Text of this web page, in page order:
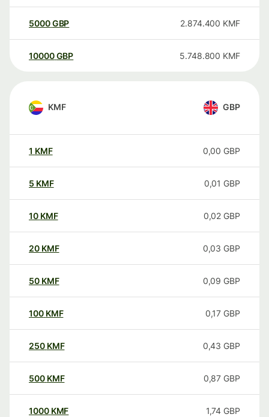
5000GBP 2.874.400 KMF
10000 GBP 5.748.800 KMF
KMF GBP
1 KMF 0,00 GBP
5 KMF 0,01 GBP
10 KMF 0,02 GBP
20 KMF 0,03 GBP
50 KMF 0,09 GBP
100 KMF 0,17 GBP
250 KMF 0,43 GBP
500 KMF 0,87 GBP
1000 KMF 1,74 GBP